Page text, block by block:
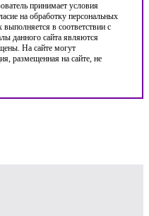
принимает условия
на обработку персональных
в соответствии с
данного сайта являются
На сайте могут
размещенная на сайте, не